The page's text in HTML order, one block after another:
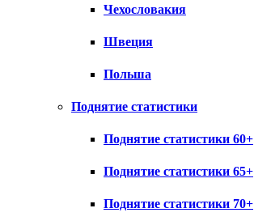
Чехословакия
Швеция
Польша
Поднятие статистики
Поднятие статистики 60+
Поднятие статистики 65+
Поднятие статистики 70+